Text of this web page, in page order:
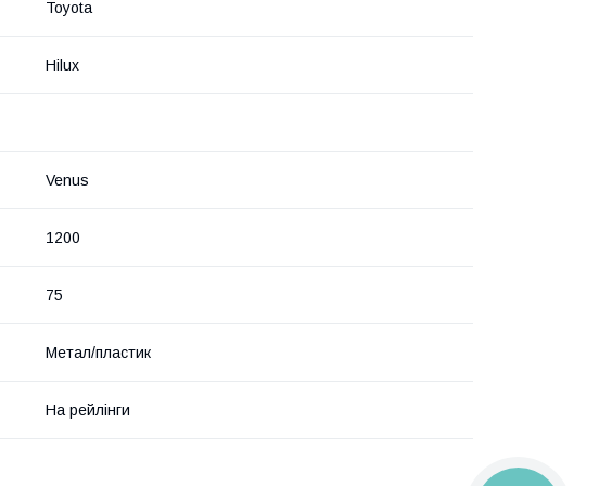
Toyota
Hilux
Venus
1200
75
Метал/пластик
На рейлінги